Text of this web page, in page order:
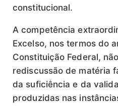
constitucional.
A competência
Excelso, nos termos do
Constituição Federal,
rediscussão de matéria
da suficiência e da
produzidas nas